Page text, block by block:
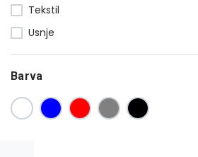
Tekstil
Usnje
Barva